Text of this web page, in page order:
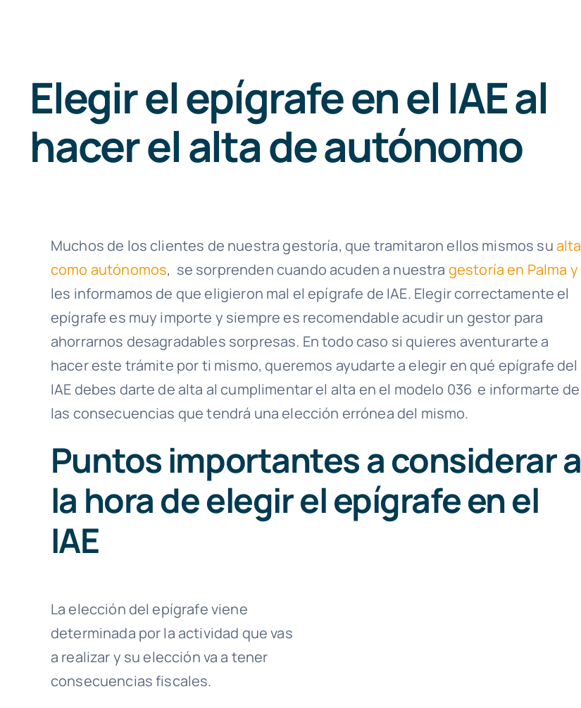
Elegir el epígrafe en el IAE al
hacer el alta de autónomo
Muchos de los clientes de nuestra gestoría, que tramitaron ellos mismos sualta
como autónomos, se sorprenden cuando acuden a nuestra gestoría en Palma y
les informamos de que eligieron mal el epígrafe de IAE. Elegir correctamente el
epígrafe es muy importe y siempre es recomendable acudir un gestor para
ahorrarnos desagradables sorpresas. En todo caso si quieres aventurarte a
hacer este trámite por ti mismo, queremos ayudarte a elegir en qué epígrafe del
IAE debes darte de alta al cumplimentar el alta en el modelo 036 e informarte de
las consecuencias que tendrá una elección errónea del mismo.
Puntos importantes a considerar a
la hora de elegir el epígrafe en el
IAE
La elección del epígrafe viene
determinada por la actividad que vas
a realizar y su elección va a tener
consecuencias fiscales.